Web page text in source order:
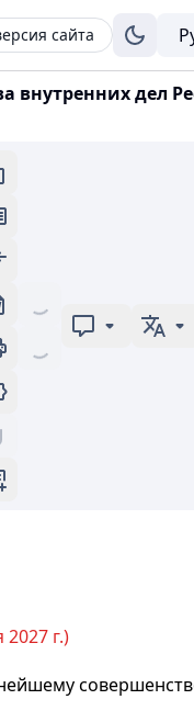
сайта
внутренних дел
г.)